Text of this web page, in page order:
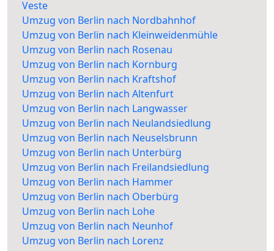
Veste
Umzug von Berlin nach Nordbahnhof
Umzug von Berlin nach Kleinweidenmühle
Umzug von Berlin nach Rosenau
Umzug von Berlin nach Kornburg
Umzug von Berlin nach Kraftshof
Umzug von Berlin nach Altenfurt
Umzug von Berlin nach Langwasser
Umzug von Berlin nach Neulandsiedlung
Umzug von Berlin nach Neuselsbrunn
Umzug von Berlin nach Unterbürg
Umzug von Berlin nach Freilandsiedlung
Umzug von Berlin nach Hammer
Umzug von Berlin nach Oberbürg
Umzug von Berlin nach Lohe
Umzug von Berlin nach Neunhof
Umzug von Berlin nach Lorenz